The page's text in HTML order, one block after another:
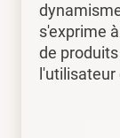
s'exprime
de